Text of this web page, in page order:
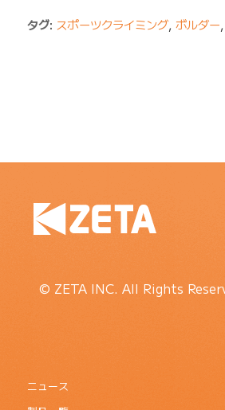
タグ: スポーツクライミング, ボルダー,
© ZETA INC. All Rights
ニュース